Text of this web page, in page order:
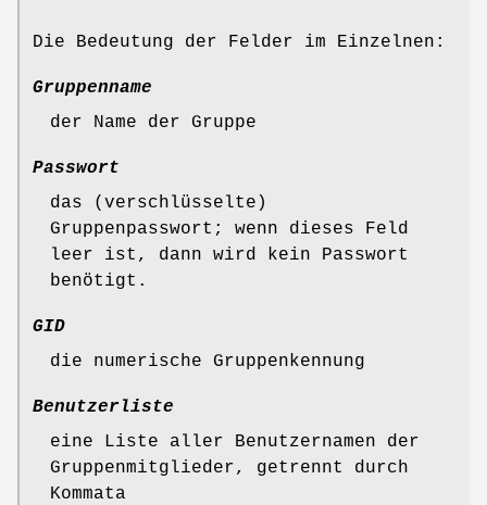
Die Bedeutung der Felder im Einzelnen:
Gruppenname
der Name der Gruppe
Passwort
das (verschlüsselte)
Gruppenpasswort; wenn dieses Feld
leer ist, dann wird kein Passwort
benötigt.
GID
die numerische Gruppenkennung
Benutzerliste
eine Liste aller Benutzernamen der
Gruppenmitglieder, getrennt durch
Kommata